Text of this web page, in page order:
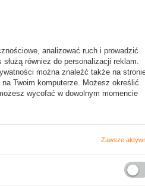
Choinka 3cm | 02 |
punktów
analizować ruch i prowadzić
również do personalizacji reklam.
można znaleźć także na
Twoim komputerze. Możesz określić
wycofać w dowolnym momencie
Zawsze